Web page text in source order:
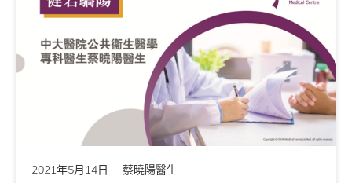
2021年5月14日 蔡曉陽醫生